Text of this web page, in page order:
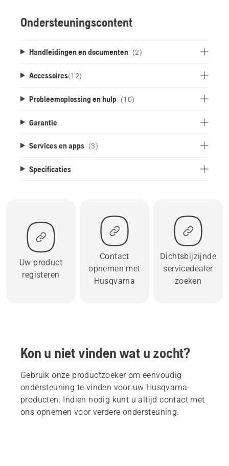
Ondersteuningscontent
Handleidingen en documenten (2)
Accessoires(12)
Probleemoplossing en hulp (10)
Garantie
Services en apps (3)
Specificaties
Uw product
registeren
Contact
opnemen met
Husqvarna
Dichtsbijzijnde
servicedealer
zoeken
Kon u niet vinden wat u zocht?
Gebruik onze productzoeker om eenvoudig
ondersteuning te vinden voor uw Husqvarna-
producten. Indien nodig kunt u altijd contact met
ons opnemen voor verdere ondersteuning.